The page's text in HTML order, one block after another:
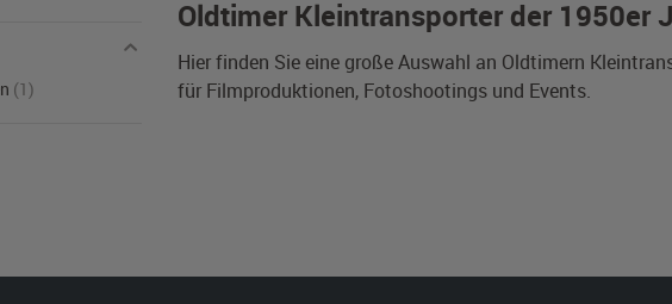
Oldtimer Kleintransporter der 1950er
Hier finden Sie eine große Auswahl an Oldtimern
für Filmproduktionen, Fotoshootings und Events.
(1)